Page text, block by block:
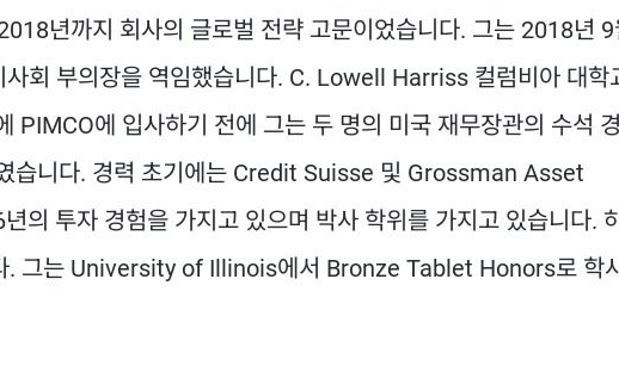
년까지 회사의 글로벌 전략 고문이었습니다. 그는 2018년
회 부의장을 역임했습니다. C. Lowell Harriss 컬럼비아 대학
PIMCO에 입사하기 전에 그는 두 명의 미국 재무장관의 수석
습니다. 경력 초기에는 Credit Suisse 및 Grossman Asset
의 투자 경험을 가지고 있으며 박사 학위를 가지고 있습니다.
. 그는 University of Illinois에서 Bronze Tablet Honors로 학